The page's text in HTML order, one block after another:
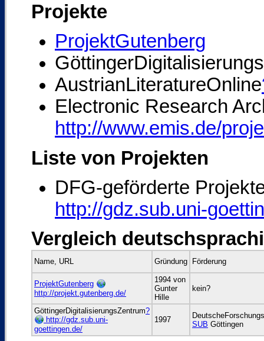
Projekte
ProjektGutenberg
AustrianLiteratureOnline
Electronic Research
http://www.emis.de/
Liste von Projekten
DFG-geförderte
http://gdz.sub.uni-
Vergleich
Name, URL Gründung Förderung
ProjektGutenberg
http://projekt.gutenberg.de/
1994 von
Gunter
Hille
kein?
GöttingerDigitalisierungsZentrum?
http://gdz.sub.uni-
goettingen.de/
1997
SUB Göttingen